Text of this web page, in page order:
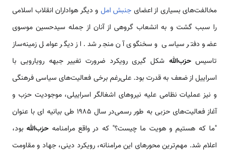
مخالفت‌های بسیاری از اعضای جنبش امل و دیگر هواداران انقلاب اسلامی‌
را سبب گشت و به انشعاب گروهی از آنان از جمله سیدحسین موسوی
عضو دفتر سیاسی و سخنگوی آن منجر شد. از دیگر عوامل زمینه‌ساز
تاسیسحزب‌الله شکل گیری رویکرد ضرورت تغییر جبهه رویارویی با
اسراییل از ضعف به قدرت بود. علی‌رغم برخی فعالیت‌های سیاسی فرهنگی
و نیز عملیات نظامی‌ علیه نیروهای اشغالگر اسراییلی، موجودیت حزب و
آغاز فعالیت‌های حزبی به طور رسمی‌در سال 1985 طی بیانیه ای با عنوان
"ما که هستیم و هویت ما چیست؟" که در واقع مرامنامه حزب‌اللهبود،
اعلام شد. مهم‌ترین محورهای این مرامنانه، رویکرد دینی، جهاد و مقاومت